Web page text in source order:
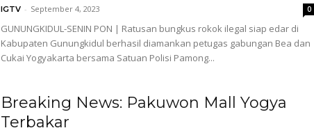
IGTV - September 4, 2023 0
GUNUNGKIDUL-SENIN PON | Ratusan bungkus rokok ilegal siap edar di
Kabupaten Gunungkidul berhasil diamankan petugas gabungan Bea dan
Cukai Yogyakarta bersama Satuan Polisi Pamong...
Breaking News: Pakuwon Mall Yogya
Terbakar